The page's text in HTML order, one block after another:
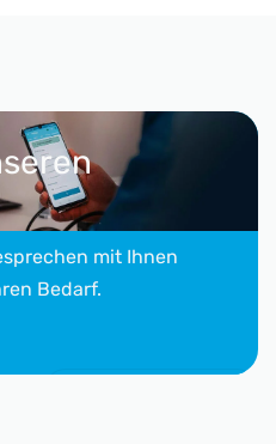
mit Ihnen
Bedarf.